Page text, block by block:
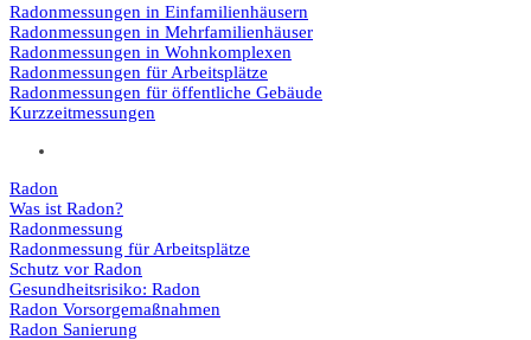
Radonmessungen in Einfamilienhäusern
Radonmessungen in Mehrfamilienhäuser
Radonmessungen in Wohnkomplexen
Radonmessungen für Arbeitsplätze
Radonmessungen für öffentliche Gebäude
Kurzzeitmessungen
Radon
Was ist Radon?
Radonmessung
Radonmessung für Arbeitsplätze
Schutz vor Radon
Gesundheitsrisiko: Radon
Radon Vorsorgemaßnahmen
Radon Sanierung